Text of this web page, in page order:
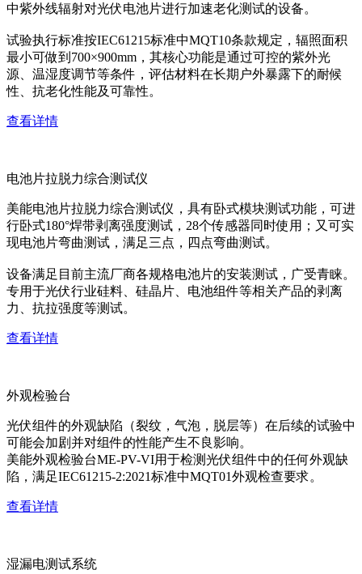
中紫外线辐射对光伏电池片进行加速老化测试的设备。
试验执行标准按IEC61215标准中MQT10条款规定，辐照面积
最小可做到700×900mm，其核心功能是通过可控的紫外光
源、温湿度调节等条件，评估材料在长期户外暴露下的耐候
性、抗老化性能及可靠性。
查看详情
电池片拉脱力综合测试仪
美能电池片拉脱力综合测试仪，具有卧式模块测试功能，可进
行卧式180°焊带剥离强度测试，28个传感器同时使用；又可实
现电池片弯曲测试，满足三点，四点弯曲测试。
设备满足目前主流厂商各规格电池片的安装测试，广受青睐。
专用于光伏行业硅料、硅晶片、电池组件等相关产品的剥离
力、抗拉强度等测试。
查看详情
外观检验台
光伏组件的外观缺陷（裂纹，气泡，脱层等）在后续的试验中
可能会加剧并对组件的性能产生不良影响。
美能外观检验台ME-PV-VI用于检测光伏组件中的任何外观缺
陷，满足IEC61215-2:2021标准中MQT01外观检查要求。
查看详情
湿漏电测试系统